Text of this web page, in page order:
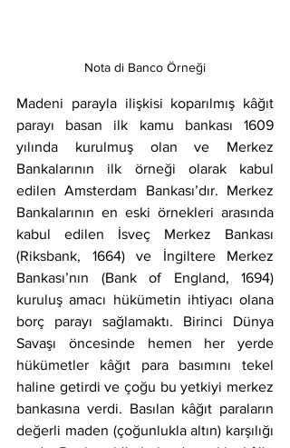
Nota di Banco Örneği
Madeni parayla ilişkisi koparılmış kâğıt
parayı basan ilk kamu bankası 1609
yılında kurulmuş olan ve Merkez
Bankalarının ilk örneği olarak kabul
edilen Amsterdam Bankası’dır. Merkez
Bankalarının en eski örnekleri arasında
kabul edilen İsveç Merkez Bankası
(Riksbank, 1664) ve İngiltere Merkez
Bankası’nın (Bank of England, 1694)
kuruluş amacı hükümetin ihtiyacı olana
borç parayı sağlamaktı. Birinci Dünya
Savaşı öncesinde hemen her yerde
hükümetler kâğıt para basımını tekel
haline getirdi ve çoğu bu yetkiyi merkez
bankasına verdi. Basılan kâğıt paraların
değerli maden (çoğunlukla altın) karşılığı